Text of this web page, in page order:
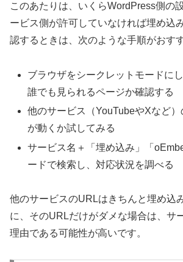
このあたりは、いくらWordPress側の
ービス側が許可していなければ埋め込
認するときは、次のような手順がおす
ブラウザをシークレットモードに
誰でも見られるページか確認する
他のサービス（YouTubeやXなど
が動くか試してみる
サービス名＋「埋め込み」「
ードで検索し、対応状況を調べる
他のサービスのURLはきちんと埋め込
に、そのURLだけがダメな場合は、サ
理由である可能性が高いです。